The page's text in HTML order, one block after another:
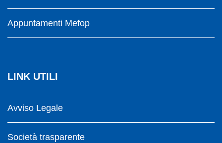
Appuntamenti Mefop
LINK UTILI
Avviso Legale
Società trasparente